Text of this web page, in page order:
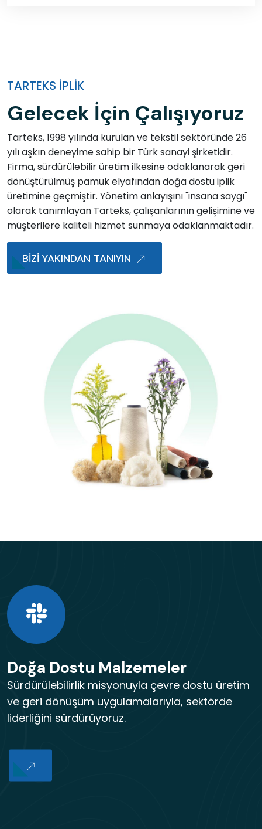
TARTEKS İPLIK
Gelecek İçin Çalışıyoruz
Tarteks, 1998 yılında kurulan ve tekstil sektöründe 26
yılı aşkın deneyime sahip bir Türk sanayi şirketidir.
Firma, sürdürülebilir üretim ilkesine odaklanarak geri
dönüştürülmüş pamuk elyafından doğa dostu iplik
üretimine geçmiştir. Yönetim anlayışını "insana saygı"
olarak tanımlayan Tarteks, çalışanlarının gelişimine ve
müşterilere kaliteli hizmet sunmaya odaklanmaktadır.
BİZİ YAKINDAN TANIYIN
Doğa Dostu Malzemeler
Sürdürülebilirlik misyonuyla çevre dostu üretim
ve geri dönüşüm uygulamalarıyla, sektörde
liderliğini sürdürüyoruz.